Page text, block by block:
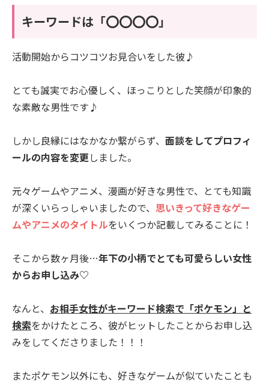
キーワードは「⭕️⭕️⭕️⭕️」
活動開始からコツコツお見合いをした彼♪
とても誠実でお心優しく、ほっこりとした笑顔が印象的
な素敵な男性です♪
しかし良縁にはなかなか繋がらず、 面談をしてプロフィ
ールの内容を変更しました。
元々ゲームやアニメ、漫画が好きな男性で、とても知識
が深くいらっしゃいましたので、 思いきって好きなゲー
ムやアニメのタイトルをいくつか記載してみることに！
そこから数ヶ月後…年下の小柄でとても可愛らしい女性
からお申し込み♡
なんと、 お相手女性がキーワード検索で「ポケモン」と
検索をかけたところ、彼がヒットしたことからお申し込
みをしてくださりました！！！
またポケモン以外にも、好きなゲームが似ていたことも